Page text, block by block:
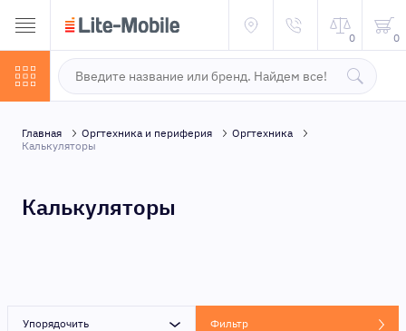
0 0
Главная Оргтехника и периферия
Оргтехника
Калькуляторы
Калькуляторы
Упорядочить Фильтр